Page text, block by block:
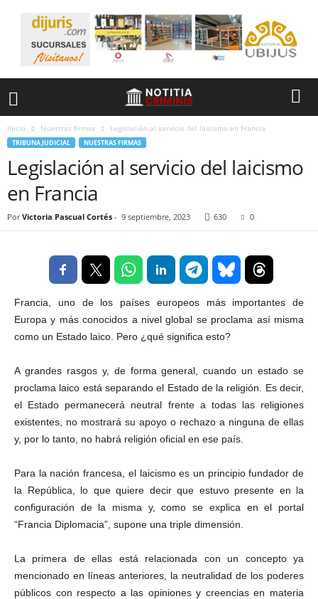
Inicio Nuestras firmas Legislación al servicio del laicismo en Francia
TRIBUNA JUDICIAL NUESTRAS FIRMAS
Legislación al servicio del laicismo
en Francia
Por Victoria Pascual Cortés - 9 septiembre, 2023 630 0
Francia, uno de los países europeos más importantes de
Europa y más conocidos a nivel global se proclama así misma
como un Estado laico. Pero ¿qué significa esto?
A grandes rasgos y, de forma general, cuando un estado se
proclama laico está separando el Estado de la religión. Es decir,
el Estado permanecerá neutral frente a todas las religiones
existentes, no mostrará su apoyo o rechazo a ninguna de ellas
y, por lo tanto, no habrá religión oficial en ese país.
Para la nación francesa, el laicismo es un principio fundador de
la República, lo que quiere decir que estuvo presente en la
configuración de la misma y, como se explica en el portal
“Francia Diplomacia”, supone una triple dimensión.
La primera de ellas está relacionada con un concepto ya
mencionado en líneas anteriores, la neutralidad de los poderes
públicos con respecto a las opiniones y creencias en materia